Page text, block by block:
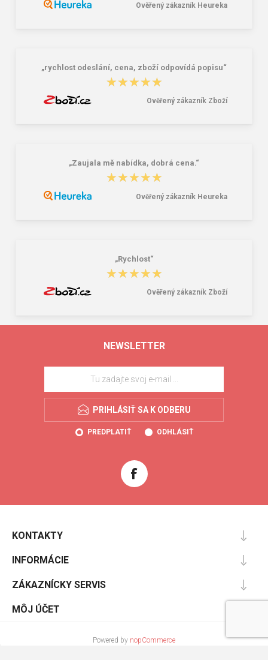
Batoh Travelite Basics Melange
Granite 5 21747-13 Slnečné
Ověřený zákazník Heureka
„rychlost odeslání, cena, zboží odpovídá popisu“
★★★★★
★★★★★
Ověřený zákazník Zboží
„Zaujala mě nabídka, dobrá cena.“
★★★★★
★★★★★
Ověřený zákazník Heureka
„Rychlost“
★★★★★
★★★★★
Ověřený zákazník Zboží
NEWSLETTER
PRIHLÁSIŤ SA K ODBERU
PREDPLATIŤ ODHLÁSIŤ
KONTAKTY
INFORMÁCIE
ZÁKAZNÍCKY SERVIS
MÔJ ÚČET
Powered by nopCommerce